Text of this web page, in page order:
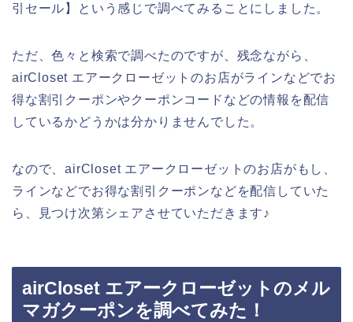
引セール】という感じで調べてみることにしました。
ただ、色々と検索で調べたのですが、残念ながら、
airCloset エアークローゼットのお店がラインなどでお
得な割引クーポンやクーポンコードなどの情報を配信
しているかどうかは分かりませんでした。
なので、airCloset エアークローゼットのお店がもし、
ラインなどでお得な割引クーポンなどを配信していた
ら、見つけ次第シェアさせていただきます♪
airCloset エアークローゼットのメル
マガクーポンを調べてみた！